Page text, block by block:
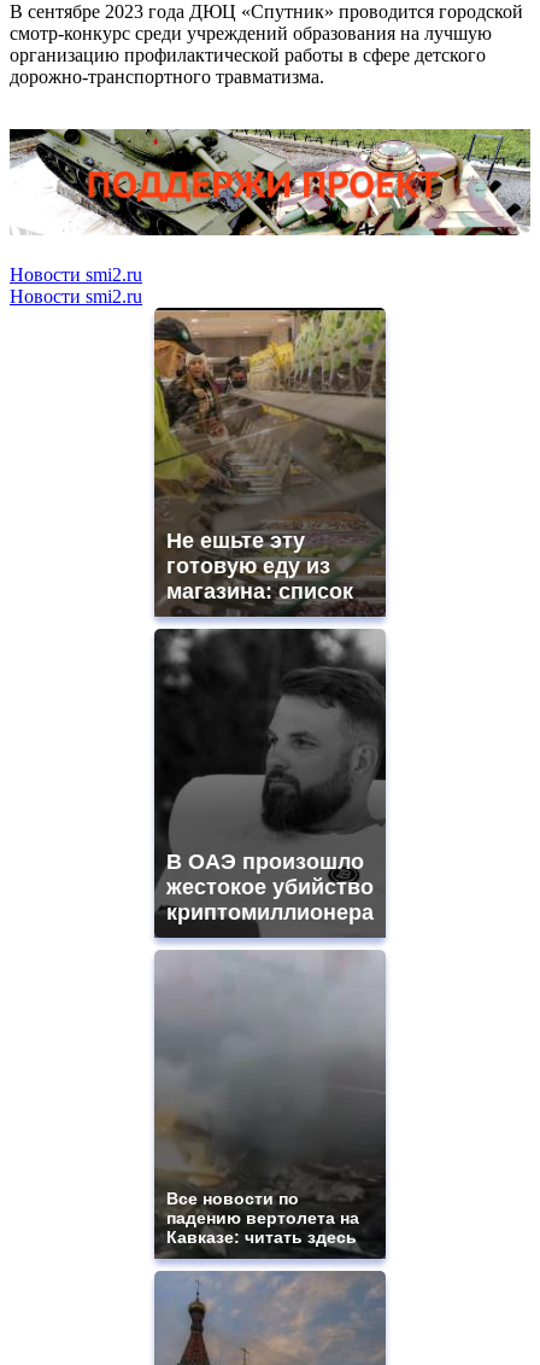
В сентябре 2023 года ДЮЦ «Спутник» проводится городской
смотр-конкурс среди учреждений образования на лучшую
организацию профилактической работы в сфере детского
дорожно-транспортного травматизма.
Новости smi2.ru
Новости smi2.ru
Не ешьте эту
готовую еду из
магазина: список
В ОАЭ произошло
жестокое убийство
криптомиллионера
Все новости по
падению вертолета на
Кавказе: читать здесь